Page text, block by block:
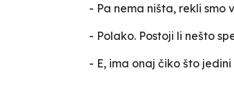
- Pa nema ništa, rekli smo
- Polako. Postoji li nešto
- E, ima onaj čiko što